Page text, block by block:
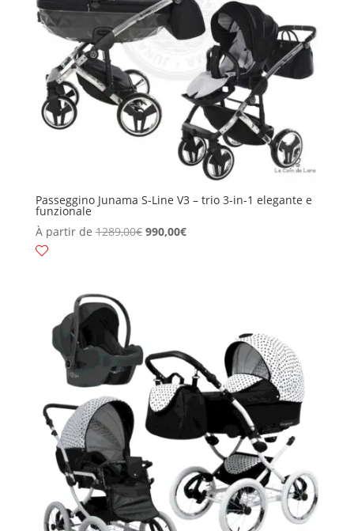
Passeggino Junama S-Line V3 – trio 3-in-1 elegante e
funzionale
À partir de 1289,00€ 990,00€